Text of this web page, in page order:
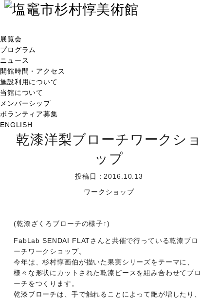
展覧会
プログラム
ニュース
開館時間・アクセス
施設利用について
当館について
メンバーシップ
ボランティア募集
ENGLISH
乾漆洋梨ブローチワークショ
ップ
投稿日：2016.10.13
ワークショップ
(乾漆ざくろブローチの様子↑)
FabLab SENDAI FLATさんと共催で行っている乾漆ブロ
ーチワークショップ。
今年は、杉村惇画伯が描いた果実シリーズをテーマに、
様々な形状にカットされた乾漆ピースを組み合わせてブロ
ーチをつくります。
乾漆ブローチは、手で触れることによって艶が増したり、